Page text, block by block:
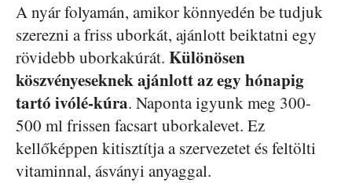
A nyár folyamán, amikor könnyedén be tudjuk
szerezni a friss uborkát, ajánlott beiktatni egy
rövidebb uborkakúrát. Különösen
köszvényeseknek ajánlott az egy hónapig
tartó ivólé-kúra. Naponta igyunk meg 300-
500 ml frissen facsart uborkalevet. Ez
kellőképpen kitisztítja a szervezetet és feltölti
vitaminnal, ásványi anyaggal.